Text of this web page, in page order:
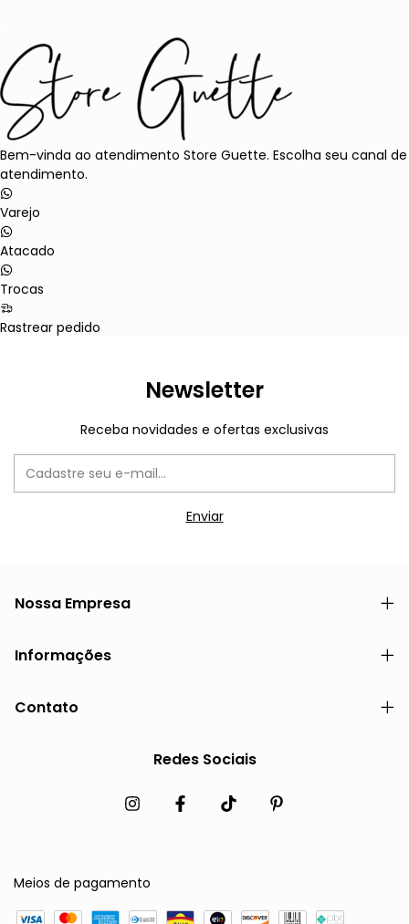
Bem-vinda ao atendimento Store Guette. Escolha seu canal de
atendimento.
Varejo
Atacado
Trocas
Rastrear pedido
Newsletter
Receba novidades e ofertas exclusivas
Nossa Empresa
Informações
Contato
Redes Sociais
Meios de pagamento